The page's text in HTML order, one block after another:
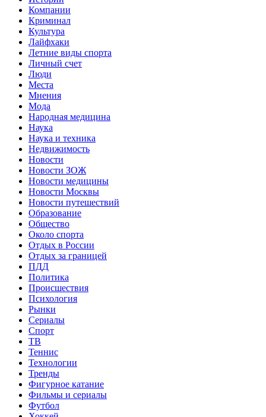
Компании
Криминал
Культура
Лайфхаки
Летние виды спорта
Личный счет
Люди
Места
Мнения
Мода
Народная медицина
Наука
Наука и техника
Недвижимость
Новости
Новости ЗОЖ
Новости медицины
Новости Москвы
Новости путешествий
Образование
Общество
Около спорта
Отдых в России
Отдых за границей
ПДД
Политика
Происшествия
Психология
Рынки
Сериалы
Спорт
ТВ
Теннис
Технологии
Тренды
Фигурное катание
Фильмы и сериалы
Футбол